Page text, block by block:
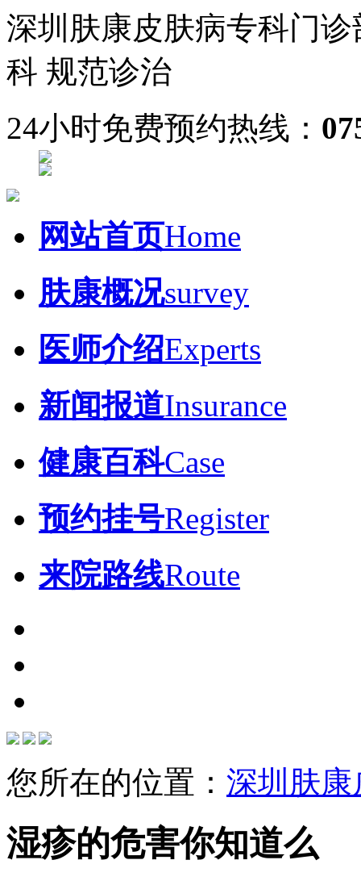
深圳肤康皮肤病专科门诊
科 规范诊治
24小时免费预约热线：
网站首页Home
肤康概况survey
医师介绍Experts
新闻报道Insurance
健康百科Case
预约挂号Register
来院路线Route
您所在的位置： 深圳肤
湿疹的危害你知道么